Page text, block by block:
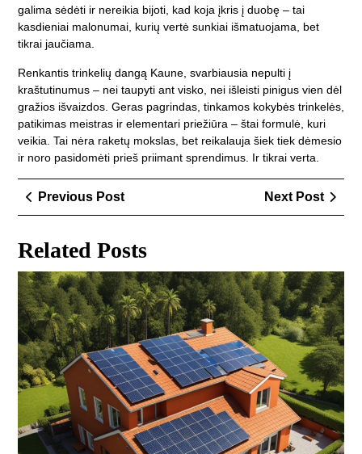
galima sėdėti ir nereikia bijoti, kad koja įkris į duobę – tai
kasdieniai malonumai, kurių vertė sunkiai išmatuojama, bet
tikrai jaučiama.
Renkantis trinkelių dangą Kaune, svarbiausia nepulti į
kraštutinumus – nei taupyti ant visko, nei išleisti pinigus vien dėl
gražios išvaizdos. Geras pagrindas, tinkamos kokybės trinkelės,
patikimas meistras ir elementari priežiūra – štai formulė, kuri
veikia. Tai nėra raketų mokslas, bet reikalauja šiek tiek dėmesio
ir noro pasidomėti prieš priimant sprendimus. Ir tikrai verta.
Navigacija
tarp
įrašų
Previous PostPrevious
Post
Next Post
Next
Post
Related Posts